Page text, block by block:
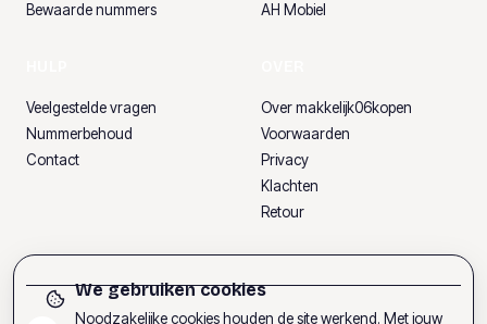
Bewaarde nummers
AH Mobiel
Veelgestelde vragen
Nummerbehoud
Contact
Over makkelijk06kopen
Voorwaarden
Privacy
Klachten
Retour
We gebruiken cookies
Noodzakelijke cookies houden de site werkend. Met jouw